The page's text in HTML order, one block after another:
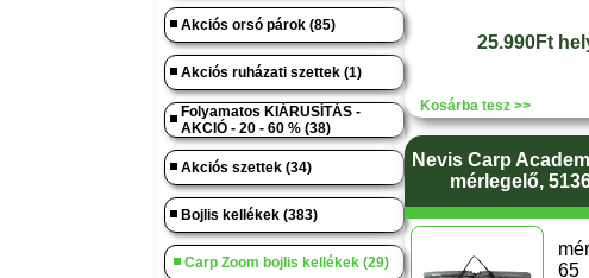
Akciós orsó párok (85)
Akciós ruházati szettek (1)
Folyamatos KIÁRUSÍTÁS -
AKCIÓ - 20 - 60 % (38)
Akciós szettek (34)
Bojlis kellékek (383)
Carp Zoom bojlis kellékek (29)
25.990Ft
Kosárba tesz >>
Nevis Carp
mérlegelő,